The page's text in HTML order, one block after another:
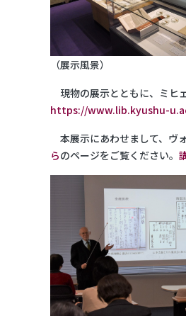
（展示風景）
現物の展示とともに、ミヒ
https://www.lib.kyushu-
本展示にあわせまして、ヴ
らのページをご覧ください。